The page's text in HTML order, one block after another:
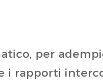
per
i rapporti